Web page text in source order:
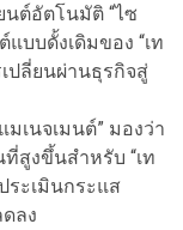
นต์อัตโนมัติ “ไซ
บบดั้งเดิมของ “เท
ปลี่ยนผ่านธุรกิจสู่
มเนจเมนต์” มองว่า
สูงขึ้นสำหรับ “เท
ระเมินกระแส
ลง